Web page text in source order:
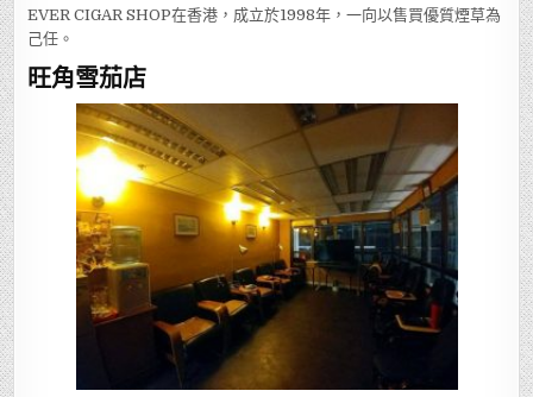
EVER CIGAR SHOP在香港，成立於1998年，一向以售買優質煙草為
己任。
旺角雪茄店